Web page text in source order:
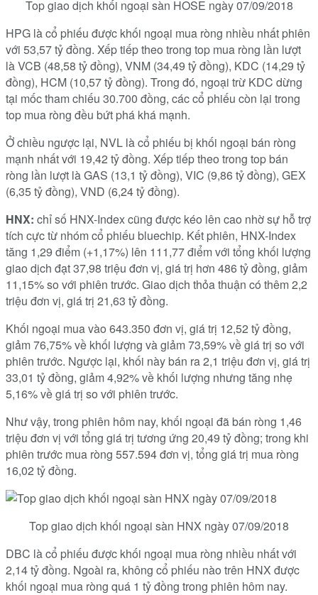
Top giao dịch khối ngoại sàn HOSE ngày 07/09/2018
HPG là cổ phiếu được khối ngoại mua ròng nhiều nhất phiên
với 53,57 tỷ đồng. Xếp tiếp theo trong top mua ròng lần lượt
là VCB (48,58 tỷ đồng), VNM (34,49 tỷ đồng), KDC (14,29 tỷ
đồng), HCM (10,57 tỷ đồng). Trong đó, ngoại trừ KDC dừng
tại mốc tham chiếu 30.700 đồng, các cổ phiếu còn lại trong
top mua ròng đều bứt phá khá mạnh.
Ở chiều ngược lại, NVL là cổ phiếu bị khối ngoại bán ròng
mạnh nhất với 19,42 tỷ đồng. Xếp tiếp theo trong top bán
ròng lần lượt là GAS (13,1 tỷ đồng), VIC (9,86 tỷ đồng), GEX
(6,35 tỷ đồng), VND (6,24 tỷ đồng).
HNX: chỉ số HNX-Index cũng được kéo lên cao nhờ sự hỗ trợ
tích cực từ nhóm cổ phiếu bluechip. Kết phiên, HNX-Index
tăng 1,29 điểm (+1,17%) lên 111,77 điểm với tổng khối lượng
giao dịch đạt 37,98 triệu đơn vị, giá trị hơn 486 tỷ đồng, giảm
11,15% so với phiên trước. Giao dịch thỏa thuận có thêm 2,2
triệu đơn vị, giá trị 21,63 tỷ đồng.
Khối ngoại mua vào 643.350 đơn vị, giá trị 12,52 tỷ đồng,
giảm 76,75% về khối lượng và giảm 73,59% về giá trị so với
phiên trước. Ngược lại, khối này bán ra 2,1 triệu đơn vị, giá trị
33,01 tỷ đồng, giảm 4,92% về khối lượng nhưng tăng nhẹ
5,16% về giá trị so với phiên trước.
Như vậy, trong phiên hôm nay, khối ngoại đã bán ròng 1,46
triệu đơn vị với tổng giá trị tương ứng 20,49 tỷ đồng; trong khi
phiên trước mua ròng 557.594 đơn vị, tổng giá trị mua ròng
16,02 tỷ đồng.
Top giao dịch khối ngoại sàn HNX ngày 07/09/2018
DBC là cổ phiếu được khối ngoại mua ròng nhiều nhất với
2,14 tỷ đồng. Ngoài ra, không cổ phiếu nào trên HNX được
khối ngoại mua ròng quá 1 tỷ đồng trong phiên hôm nay.